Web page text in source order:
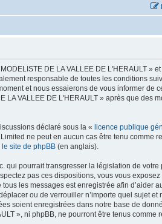
DE LA VALLEE DE L'HERAULT » et
responsable de toutes les conditions
et nous essaierons de vous informer de
VALLEE DE L'HERAULT » après que des
déclaré sous la « licence publique
ne peut en aucun cas être tenu comme
le site de phpBB (en anglais).
qui pourrait transgresser la législation de votre
pas ces dispositions, vous vous
les messages est enregistrée afin d’aider
ou de verrouiller n’importe quel sujet et
soient enregistrées dans notre base de
», ni phpBB, ne pourront être tenus comme